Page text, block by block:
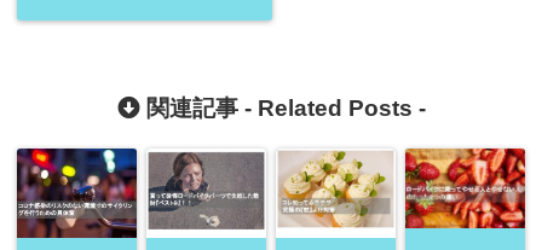
関連記事 - Related Posts -